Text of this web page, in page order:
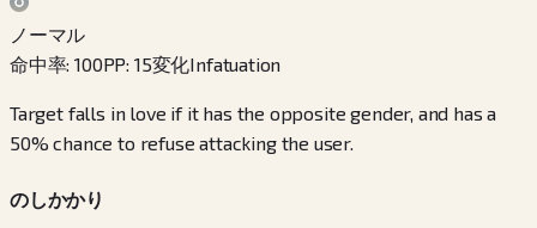
ノーマル
命中率:100PP: 15変化Infatuation
Target falls in love if it has the opposite gender, and has a
50% chance to refuse attacking the user.
のしかかり